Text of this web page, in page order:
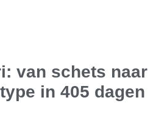
van schets naar
in 405 dagen